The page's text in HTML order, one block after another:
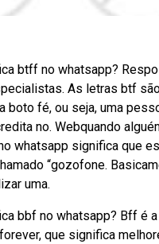
btff no whatsapp?
As letras btf
boto fé, ou seja, uma
no. Webquando
whatsapp significa que
“gozofone.
uma.
bbf no whatsapp? Bff é
que significa